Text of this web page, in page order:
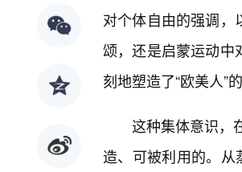
对个体自由的强调，
颂，还是启蒙运动中
刻地塑造了“欧美人”
这种集体意识，
造、可被利用的。从